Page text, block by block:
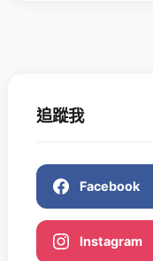
追蹤我
Facebook
Instagram